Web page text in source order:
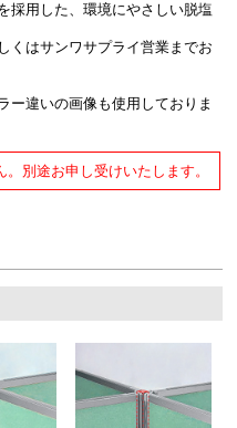
採用した、環境にやさしい脱塩
くはサンワサプライ営業までお
ー違いの画像も使用しておりま
別途お申し受けいたします。